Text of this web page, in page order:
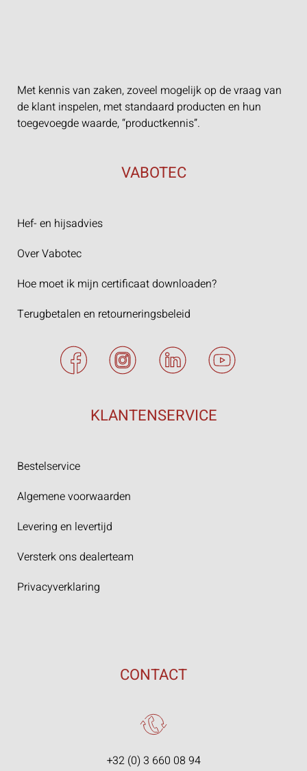
Met kennis van zaken, zoveel mogelijk op de vraag van
de klant inspelen, met standaard producten en hun
toegevoegde waarde, “productkennis”.
VABOTEC
Hef- en hijsadvies
Over Vabotec
Hoe moet ik mijn certificaat downloaden?
Terugbetalen en retourneringsbeleid
KLANTENSERVICE
Bestelservice
Algemene voorwaarden
Levering en levertijd
Versterk ons dealerteam
Privacyverklaring
CONTACT
+32 (0) 3 660 08 94